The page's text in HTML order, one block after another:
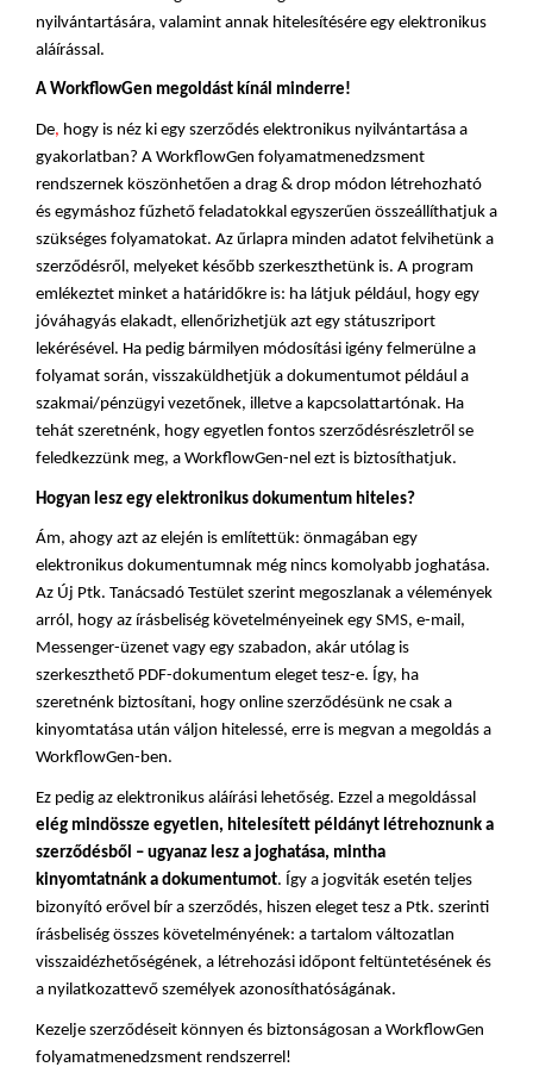
nyilvántartására, valamint annak hitelesítésére egy elektronikus
aláírással.
A WorkflowGen megoldást kínál minderre!
De, hogy is néz ki egy szerződés elektronikus nyilvántartása a
gyakorlatban? A WorkflowGen folyamatmenedzsment
rendszernek köszönhetően a drag & drop módon létrehozható
és egymáshoz fűzhető feladatokkal egyszerűen összeállíthatjuk a
szükséges folyamatokat. Az űrlapra minden adatot felvihetünk a
szerződésről, melyeket később szerkeszthetünk is. A program
emlékeztet minket a határidőkre is: ha látjuk például, hogy egy
jóváhagyás elakadt, ellenőrizhetjük azt egy státuszriport
lekérésével. Ha pedig bármilyen módosítási igény felmerülne a
folyamat során, visszaküldhetjük a dokumentumot például a
szakmai/pénzügyi vezetőnek, illetve a kapcsolattartónak. Ha
tehát szeretnénk, hogy egyetlen fontos szerződésrészletről se
feledkezzünk meg, a WorkflowGen-nel ezt is biztosíthatjuk.
Hogyan lesz egy elektronikus dokumentum hiteles?
Ám, ahogy azt az elején is említettük: önmagában egy
elektronikus dokumentumnak még nincs komolyabb joghatása.
Az Új Ptk. Tanácsadó Testület szerint megoszlanak a vélemények
arról, hogy az írásbeliség követelményeinek egy SMS, e-mail,
Messenger-üzenet vagy egy szabadon, akár utólag is
szerkeszthető PDF-dokumentum eleget tesz-e. Így, ha
szeretnénk biztosítani, hogy online szerződésünk ne csak a
kinyomtatása után váljon hitelessé, erre is megvan a megoldás a
WorkflowGen-ben.
elég mindössze egyetlen, hitelesített példányt létrehoznunk a
szerződésből – ugyanaz lesz a joghatása, mintha
kinyomtatnánk a dokumentumot. Így a jogviták esetén teljes
bizonyító erővel bír a szerződés, hiszen eleget tesz a Ptk. szerinti
írásbeliség összes követelményének: a tartalom változatlan
visszaidézhetőségének, a létrehozási időpont feltüntetésének és
a nyilatkozattevő személyek azonosíthatóságának.
Kezelje szerződéseit könnyen és biztonságosan a WorkflowGen
folyamatmenedzsment rendszerrel!